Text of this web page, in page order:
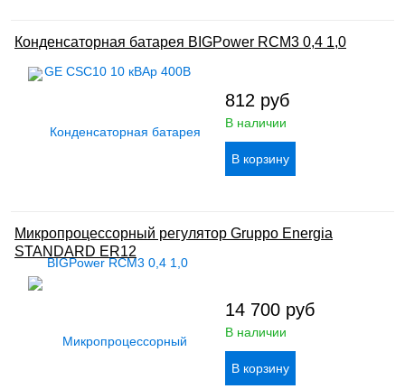
Конденсаторная батарея BIGPower RCM3 0,4 1,0
812 руб
В наличии
Микропроцессорный регулятор Gruppo Energia
STANDARD ER12
14 700 руб
В наличии